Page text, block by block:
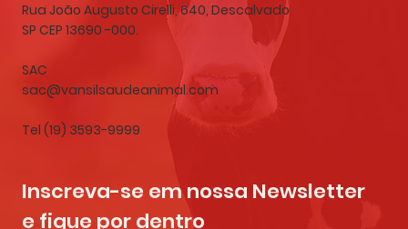
Rua João Augusto Cirelli, 640, Descalvado
SP CEP 13690 -000.
SAC
sac@vansilsaudeanimal.com
Tel (19) 3593-9999
Inscreva-se em nossa Newsletter
e fique por dentro